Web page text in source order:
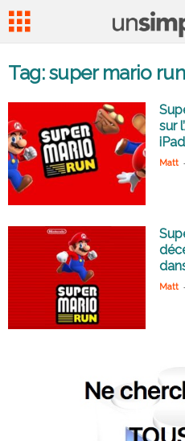
Tag: super mario run
sur
iPad
Matt -
Matt -